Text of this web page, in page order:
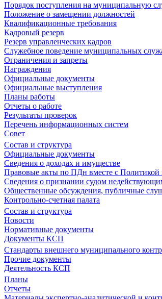
Порядок поступления на муниципальную
Положение о замещении должностей
Квалификационные требования
Кадровый резерв
Резерв управленческих кадров
Служебное поведение муниципальных
Ограничения и запреты
Награждения
Официальные документы
Официальные выступления
Планы работы
Отчеты о работе
Результаты проверок
Перечень информационных систем
Совет
Состав и структура
Официальные документы
Сведения о доходах и имуществе
Правовые акты по ПДн вместе с
Сведения о признании судом
Общественные обсуждения, публичные
Контрольно-счетная палата
Состав и структура
Новости
Нормативные документы
Документы КСП
Стандарты внешнего муниципального
Прочие документы
Деятельность КСП
Планы
Отчеты